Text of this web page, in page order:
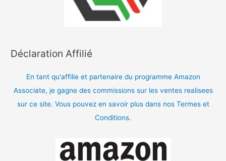
Déclaration Affilié
En tant qu'affilie et partenaire du programme Amazon
Associate, je gagne des commissions sur les ventes realisees
sur ce site. Vous pouvez en savoir plus dans nos Termes et
Conditions.